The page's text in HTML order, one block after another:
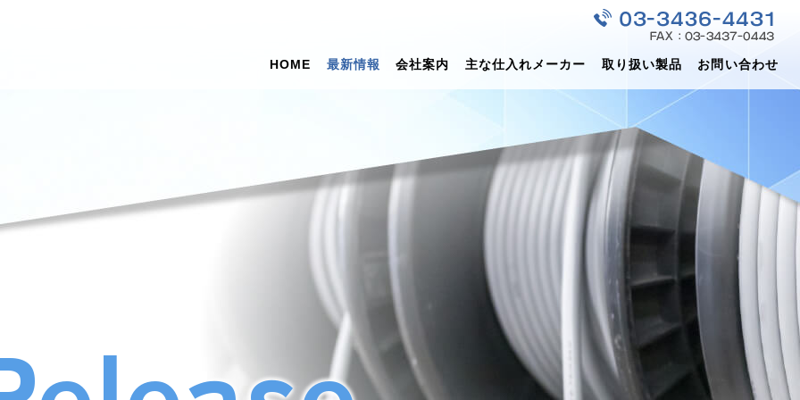
HOME 最新情報 会社案内 主な仕入れメーカー 取り扱い製品 お問い合わせ